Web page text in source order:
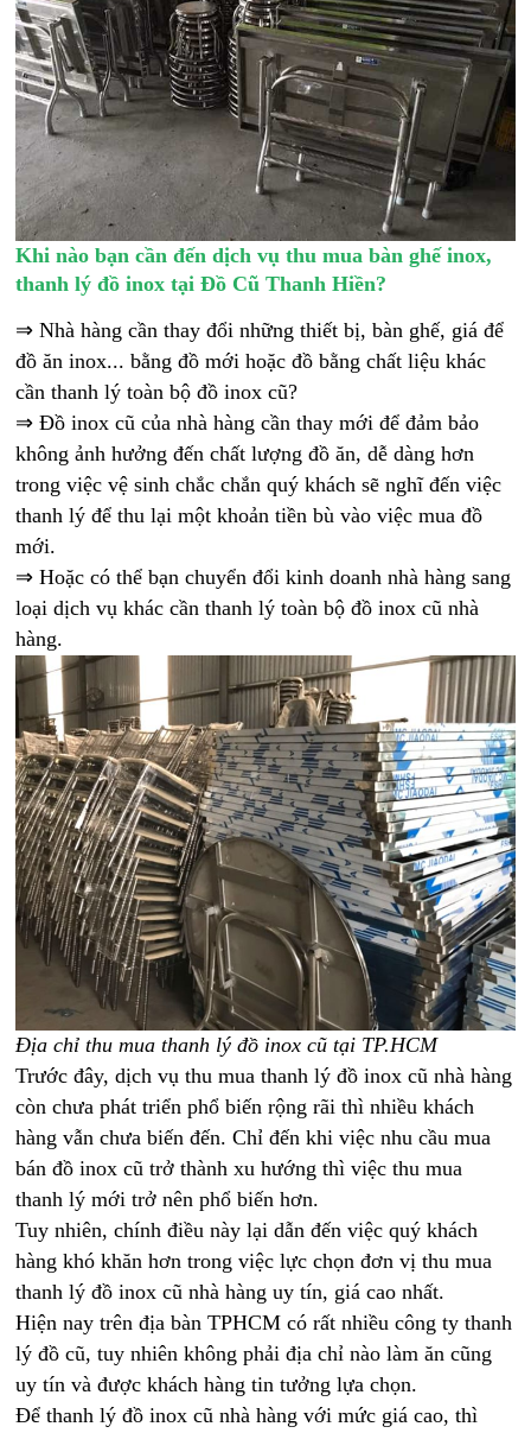
Khi nào bạn cần đến dịch vụ thu mua bàn ghế inox,
thanh lý đồ inox tại Đồ Cũ Thanh Hiền?
⇒ Nhà hàng cần thay đổi những thiết bị, bàn ghế, giá để
đồ ăn inox... bằng đồ mới hoặc đồ bằng chất liệu khác
cần thanh lý toàn bộ đồ inox cũ?
⇒ Đồ inox cũ của nhà hàng cần thay mới để đảm bảo
không ảnh hưởng đến chất lượng đồ ăn, dễ dàng hơn
trong việc vệ sinh chắc chắn quý khách sẽ nghĩ đến việc
thanh lý để thu lại một khoản tiền bù vào việc mua đồ
mới.
⇒ Hoặc có thể bạn chuyển đổi kinh doanh nhà hàng sang
loại dịch vụ khác cần thanh lý toàn bộ đồ inox cũ nhà
hàng.
Địa chỉ thu mua thanh lý đồ inox cũ tại TP.HCM
Trước đây, dịch vụ thu mua thanh lý đồ inox cũ nhà hàng
còn chưa phát triển phổ biến rộng rãi thì nhiều khách
hàng vẫn chưa biến đến. Chỉ đến khi việc nhu cầu mua
bán đồ inox cũ trở thành xu hướng thì việc thu mua
thanh lý mới trở nên phổ biến hơn.
Tuy nhiên, chính điều này lại dẫn đến việc quý khách
hàng khó khăn hơn trong việc lực chọn đơn vị thu mua
thanh lý đồ inox cũ nhà hàng uy tín, giá cao nhất.
Hiện nay trên địa bàn TPHCM có rất nhiều công ty thanh
lý đồ cũ, tuy nhiên không phải địa chỉ nào làm ăn cũng
uy tín và được khách hàng tin tưởng lựa chọn.
Để thanh lý đồ inox cũ nhà hàng với mức giá cao, thì